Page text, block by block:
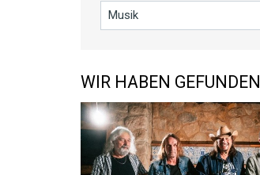
WIR HABEN GEFUNDEN